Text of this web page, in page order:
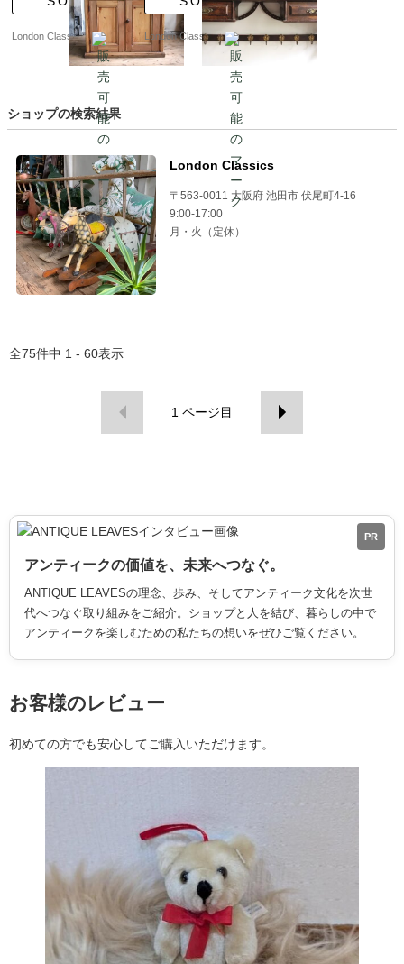
London Classics London Classics
ショップの検索結果
London Classics
〒563-0011 大阪府 池田市 伏尾町4-16
9:00-17:00
月・火（定休）
全75件中 1 - 60表示
1 ページ目
PR
アンティークの価値を、未来へつなぐ。
ANTIQUE LEAVESの理念、歩み、そしてアンティーク文化を次世
代へつなぐ取り組みをご紹介。ショップと人を結び、暮らしの中で
アンティークを楽しむための私たちの想いをぜひご覧ください。
お客様のレビュー
初めての方でも安心してご購入いただけます。